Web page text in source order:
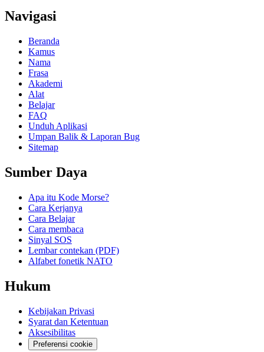
Navigasi
Beranda
Kamus
Nama
Frasa
Akademi
Alat
Belajar
FAQ
Unduh Aplikasi
Umpan Balik & Laporan Bug
Sitemap
Sumber Daya
Apa itu Kode Morse?
Cara Kerjanya
Cara Belajar
Cara membaca
Sinyal SOS
Lembar contekan (PDF)
Alfabet fonetik NATO
Hukum
Kebijakan Privasi
Syarat dan Ketentuan
Aksesibilitas
Preferensi cookie